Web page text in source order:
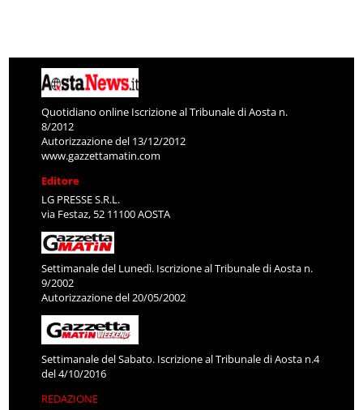
Quotidiano online Iscrizione al Tribunale di Aosta n.
8/2012
Autorizzazione del 13/12/2012
www.gazzettamatin.com
Editore
LG PRESSE S.R.L.
via Festaz, 52 11100 AOSTA
Settimanale del Lunedì. Iscrizione al Tribunale di Aosta n.
9/2002
Autorizzazione del 20/05/2002
Settimanale del Sabato. Iscrizione al Tribunale di Aosta n.4
del 4/10/2016
REDAZIONE